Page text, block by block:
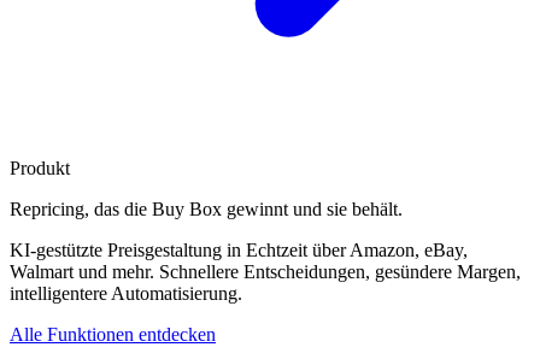
Produkt
Repricing, das die Buy Box gewinnt und sie behält.
KI-gestützte Preisgestaltung in Echtzeit über Amazon, eBay,
Walmart und mehr. Schnellere Entscheidungen, gesündere Margen,
intelligentere Automatisierung.
Alle Funktionen entdecken